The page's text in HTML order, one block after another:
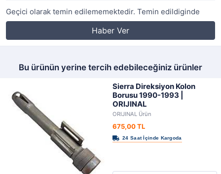
Geçici olarak temin edilememektedir. Temin edildiginde
Haber Ver
Bu ürünün yerine tercih edebileceğiniz ürünler
Sierra Direksiyon Kolon
Borusu 1990-1993 |
ORIJINAL
ORIJINAL Ürün
675,00 TL